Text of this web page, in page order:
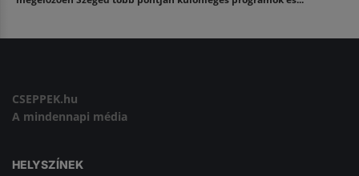
CSEPPEK.hu
A mindennapi média
HELYSZÍNEK